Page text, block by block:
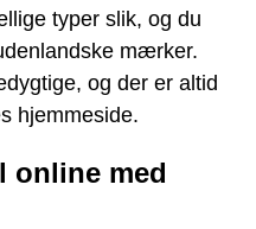
typer slik, og du
mærker.
og der er altid
hjemmeside.
online med